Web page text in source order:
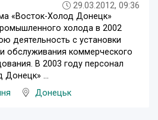
29.03.2012, 09:36
«Восток-Холод Донецк»
холода в 2002
деятельность с установки
обслуживания коммерческого
В 2003 году персонал
Донецк» ...
Донецьк